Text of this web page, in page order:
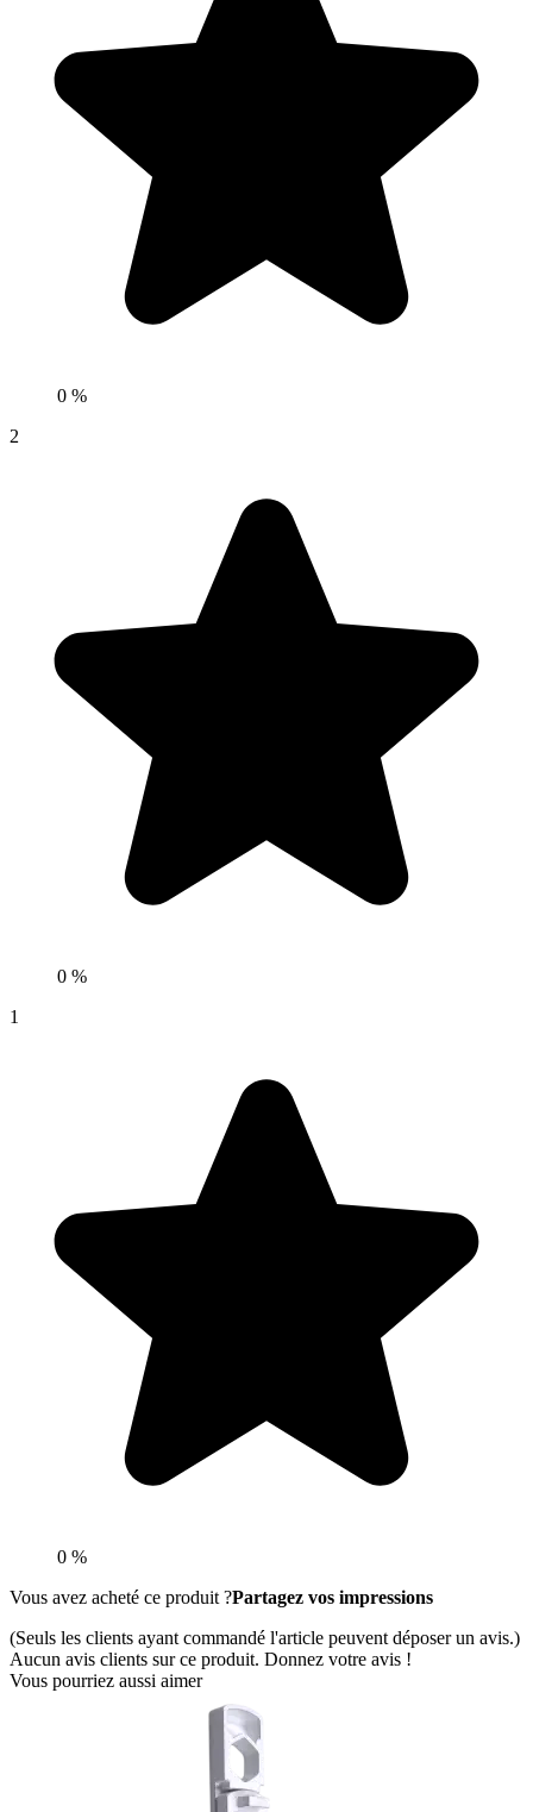
0 %
2
0 %
1
0 %
Vous avez acheté ce produit ?Partagez vos impressions
(Seuls les clients ayant commandé l'article peuvent déposer un avis.)
Aucun avis clients sur ce produit. Donnez votre avis !
Vous pourriez aussi aimer